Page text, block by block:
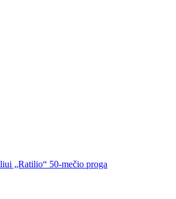
„Ratilio“ 50-mečio proga